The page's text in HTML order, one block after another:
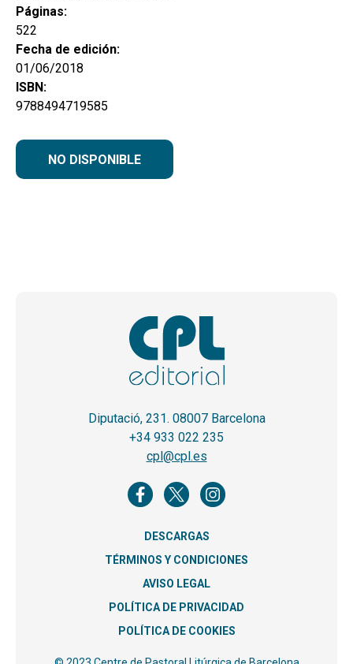
Páginas:
522
Fecha de edición:
01/06/2018
ISBN:
9788494719585
NO DISPONIBLE
Diputació, 231. 08007 Barcelona
+34 933 022 235
cpl@cpl.es
DESCARGAS
TÉRMINOS Y CONDICIONES
AVISO LEGAL
POLÍTICA DE PRIVACIDAD
POLÍTICA DE COOKIES